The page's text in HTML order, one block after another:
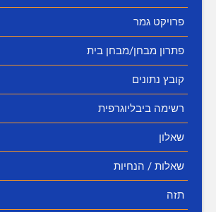
פרויקט גמר
פתרון מבחן/מבחן בית
קובץ נתונים
רשימה ביבליוגרפית
שאלון
שאלות / הנחיות
תזה